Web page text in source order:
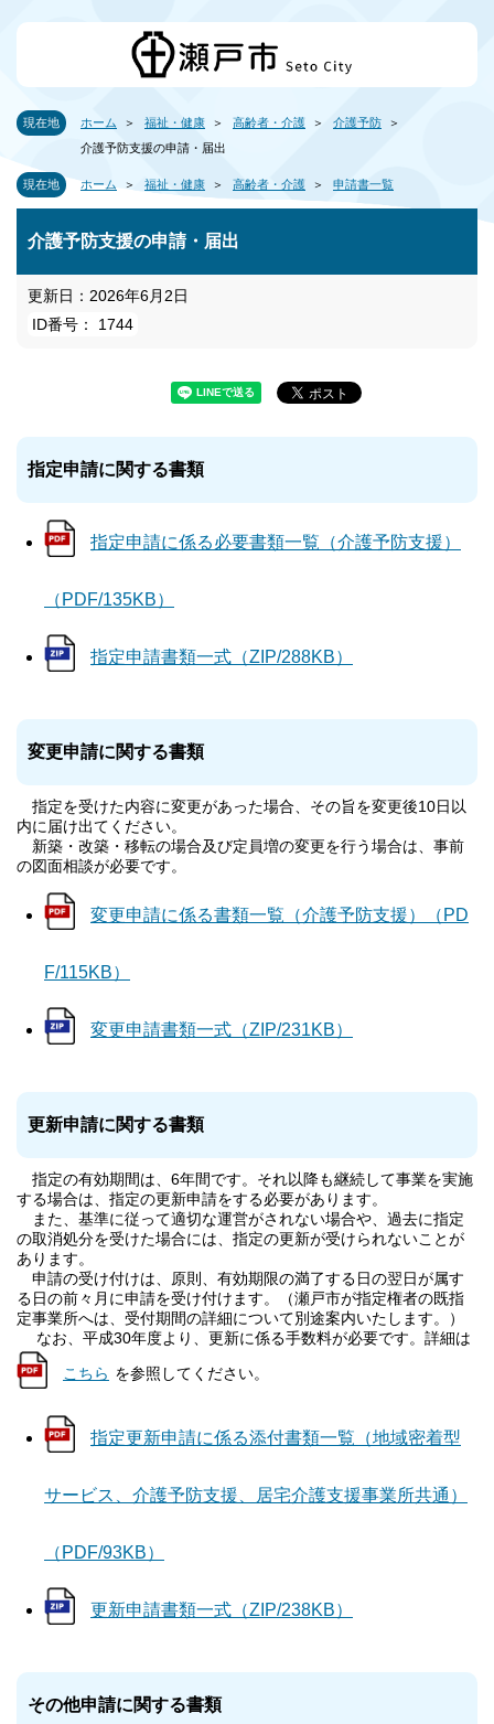
現在地 ホーム 福祉・健康 高齢者・介護
介護予防
介護予防支援の申請・届出
現在地 ホーム 福祉・健康 高齢者・介護 申請書一覧
介護予防支援の申請・届出
更新日：2026年6月2日
ID番号： 1744
指定申請に関する書類
指定申請に係る必要書類一覧（介護予防支援）
（PDF/135KB）
指定申請書類一式（ZIP/288KB）
変更申請に関する書類
指定を受けた内容に変更があった場合、その旨を変更後10日以
内に届け出てください。
新築・改築・移転の場合及び定員増の変更を行う場合は、事前
の図面相談が必要です。
変更申請に係る書類一覧（介護予防支援）（PD
F/115KB）
変更申請書類一式（ZIP/231KB）
更新申請に関する書類
指定の有効期間は、6年間です。それ以降も継続して事業を実施
する場合は、指定の更新申請をする必要があります。
また、基準に従って適切な運営がされない場合や、過去に指定
の取消処分を受けた場合には、指定の更新が受けられないことが
あります。
申請の受け付けは、原則、有効期限の満了する日の翌日が属す
る日の前々月に申請を受け付けます。（瀬戸市が指定権者の既指
定事業所へは、受付期間の詳細について別途案内いたします。）
なお、平成30年度より、更新に係る手数料が必要です。詳細は
こちら を参照してください。
指定更新申請に係る添付書類一覧（地域密着型
サービス、介護予防支援、居宅介護支援事業所共通）
（PDF/93KB）
更新申請書類一式（ZIP/238KB）
その他申請に関する書類